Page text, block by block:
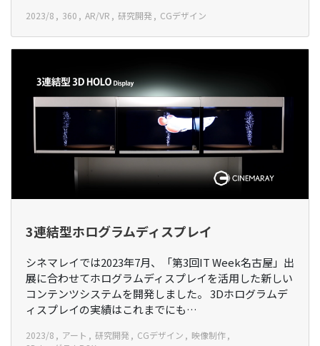
2023/8 360 AR/VR 研究開発 CGデザイン
3連結型ホログラムディスプレイ
シネマレイでは2023年7月、「第3回IT Week名古屋」出
展に合わせてホログラムディスプレイを活用した新しい
コンテンツシステムを開発しました。 3Dホログラムデ
ィスプレイの実績はこれまでにも…
2023/8 アート 研究開発 CGデザイン
映像制作